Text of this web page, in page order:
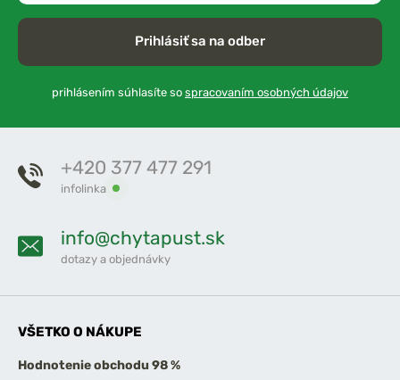
Prihlásiť sa na odber
prihlásením súhlasíte so spracovaním osobných údajov
+420 377 477 291
infolinka
info@chytapust.sk
dotazy a objednávky
VŠETKO O NÁKUPE
Hodnotenie obchodu 98 %